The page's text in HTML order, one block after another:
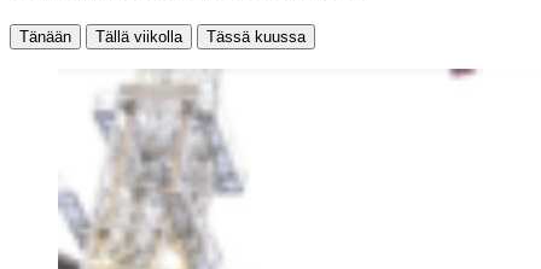
Tänään Tällä viikolla Tässä kuussa